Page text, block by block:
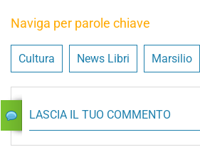
Naviga per parole chiave
Cultura News Libri Marsilio
LASCIA IL TUO COMMENTO